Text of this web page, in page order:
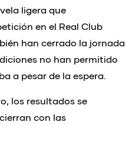
ligera que
en el Real Club
han cerrado la jornada
no han permitido
a pesar de la espera.
los resultados se
con las